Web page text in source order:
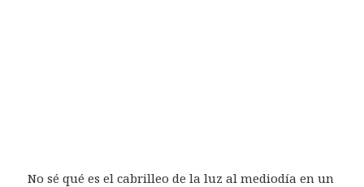
No sé qué es el cabrilleo de la luz al mediodía en un